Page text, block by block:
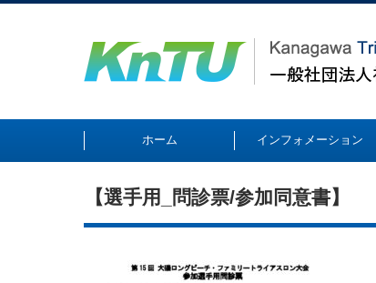
ホーム インフォメーション
【選手用_問診票/参加同意書】